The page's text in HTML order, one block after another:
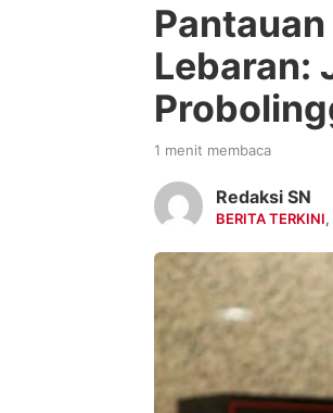
Lebaran:
1 menit membaca
Redaksi SN
BERITA TERKINI,